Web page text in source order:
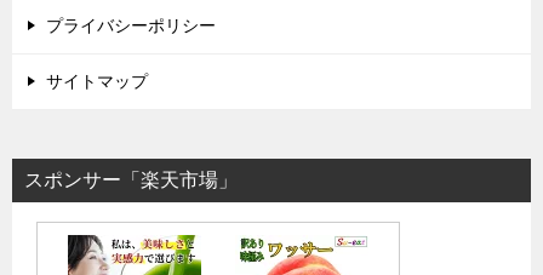
プライバシーポリシー
サイトマップ
スポンサー「楽天市場」